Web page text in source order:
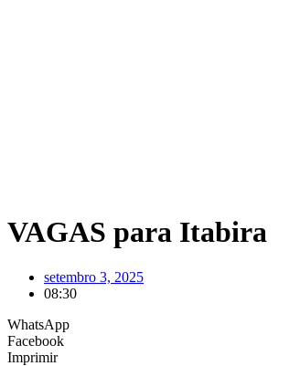
VAGAS para Itabira
setembro 3, 2025
08:30
WhatsApp
Facebook
Imprimir